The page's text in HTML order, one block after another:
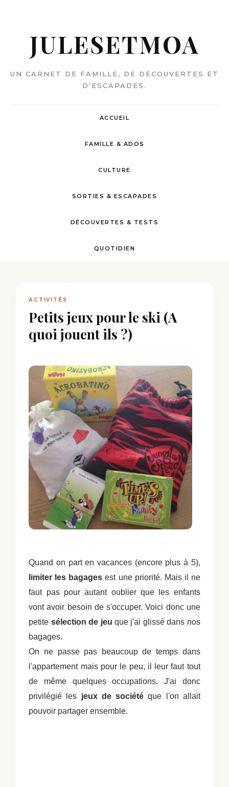
JULESETMOA
UN CARNET DE FAMILLE, DE DÉCOUVERTES ET
D'ESCAPADES.
ACCUEIL
FAMILLE & ADOS
CULTURE
SORTIES & ESCAPADES
DÉCOUVERTES & TESTS
QUOTIDIEN
ACTIVITÉS
Petits jeux pour le ski (A
quoi jouent ils ?)
Quand on part en vacances (encore plus à 5),
limiter les bagagesest une priorité. Mais il ne
faut pas pour autant oublier que les enfants
vont avoir besoin de s'occuper. Voici donc une
petite sélection de jeu que j'ai glissé dans nos
bagages.
On ne passe pas beaucoup de temps dans
l'appartement mais pour le peu, il leur faut tout
de même quelques occupations. J'ai donc
privilégié les jeux de sociétéque l'on allait
pouvoir partager ensemble.